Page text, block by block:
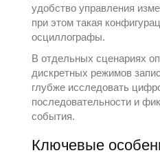
удобство управления
при этом такая
осциллографы.
В отдельных сценариях
дискретных режимов
глубже исследовать
последовательности и
события.
Ключевые